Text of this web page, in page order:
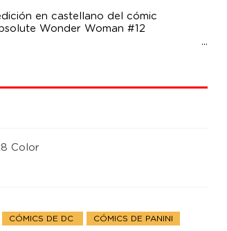
en castellano del cómic
Wonder Woman #12
se cumpla. En compañías
sus movimientos finales en el
Color
CÓMICS DE DC CÓMICS DE PANINI